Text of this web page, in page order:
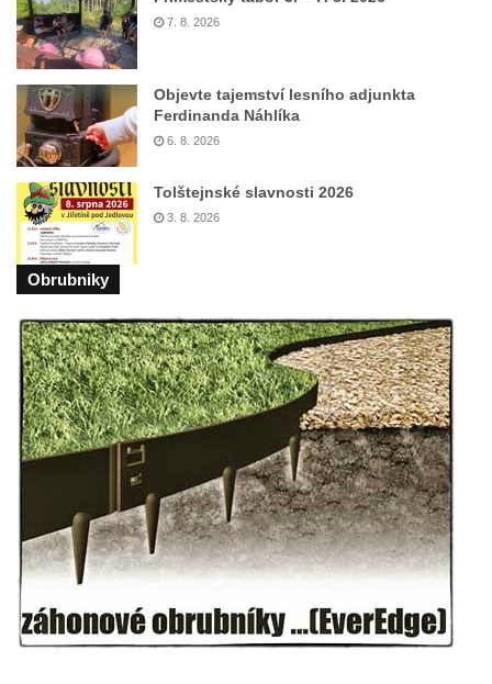
7. 8. 2026
Objevte tajemství lesního adjunkta
Ferdinanda Náhlíka
6. 8. 2026
Tolštejnské slavnosti 2026
3. 8. 2026
Obrubniky